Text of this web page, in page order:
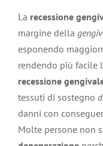
La recessione
margine della
esponendo
rendendo più facile
recessione
tessuti di sostegno
danni con
Molte persone non